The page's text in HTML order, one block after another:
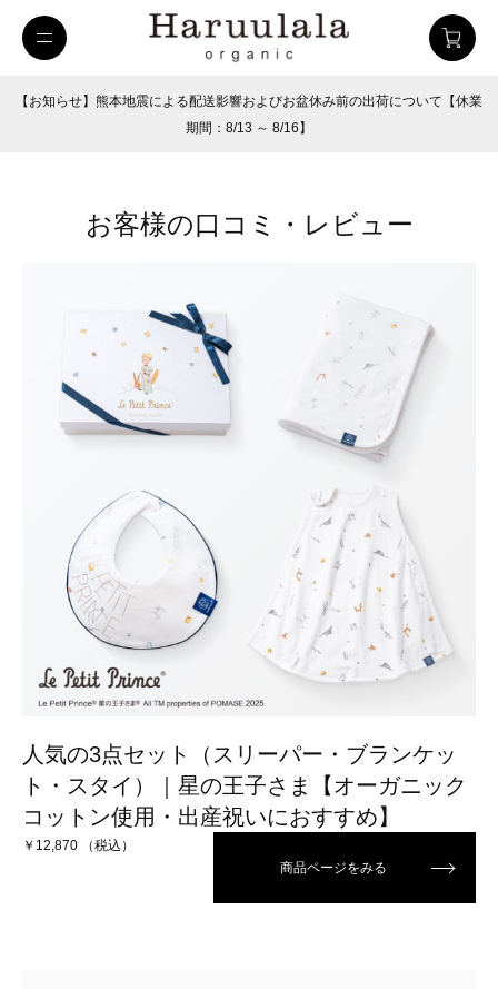
ツイルハーフパンツ 26SUMMER
【お知らせ】熊本地震による配送影響およびお盆休み前の出荷について【休業
期間：8/13 ～ 8/16】
お客様の口コミ・レビュー
人気の3点セット（スリーパー・ブランケッ
ト・スタイ）｜星の王子さま【オーガニック
コットン使用・出産祝いにおすすめ】
￥12,870 （税込）
商品ページをみる